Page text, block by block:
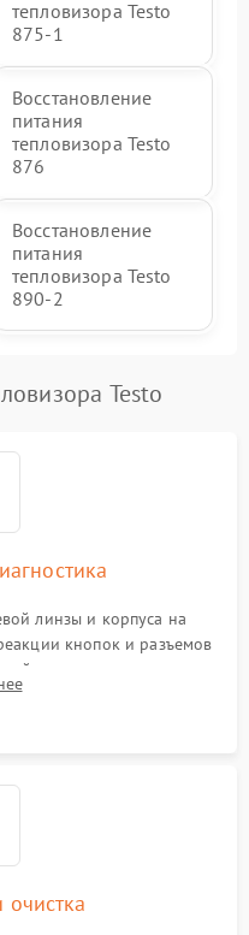
тепловизора Testo
875-1
Восстановление
питания
тепловизора Testo
876
Восстановление
питания
тепловизора Testo
890-2
Testo
линзы и корпуса на
кнопок и разъемов
сигнатуры на экран,
системных
очистка